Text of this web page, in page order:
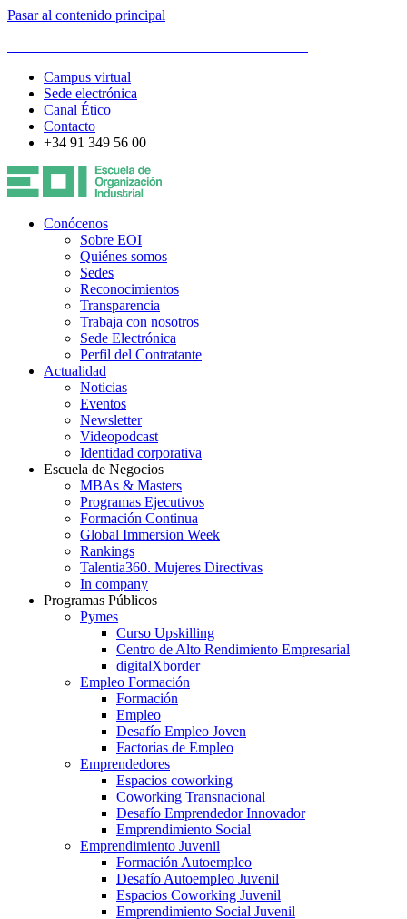
Pasar al contenido principal
Campus virtual
Sede electrónica
Canal Ético
Contacto
+34 91 349 56 00
Conócenos
Sobre EOI
Quiénes somos
Sedes
Reconocimientos
Transparencia
Trabaja con nosotros
Sede Electrónica
Perfil del Contratante
Actualidad
Noticias
Eventos
Newsletter
Videopodcast
Identidad corporativa
Escuela de Negocios
MBAs & Masters
Programas Ejecutivos
Formación Continua
Global Immersion Week
Rankings
Talentia360. Mujeres Directivas
In company
Programas Públicos
Pymes
Curso Upskilling
Centro de Alto Rendimiento Empresarial
digitalXborder
Empleo Formación
Formación
Empleo
Desafío Empleo Joven
Factorías de Empleo
Emprendedores
Espacios coworking
Coworking Transnacional
Desafío Emprendedor Innovador
Emprendimiento Social
Emprendimiento Juvenil
Formación Autoempleo
Desafío Autoempleo Juvenil
Espacios Coworking Juvenil
Emprendimiento Social Juvenil